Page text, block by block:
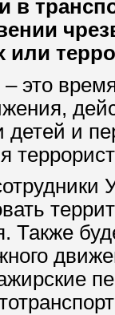
в
это
детей и
Также